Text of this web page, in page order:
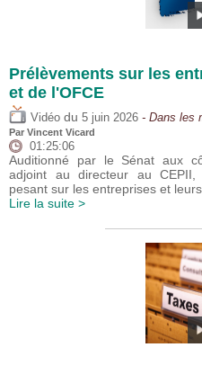
Prélèvements sur les
et de l'OFCE
Vidéo du 5 juin 2026 - Dans les
Par Vincent Vicard
01:25:06
Auditionné par le Sénat aux
adjoint au directeur au
pesant sur les entreprises et
Lire la suite >